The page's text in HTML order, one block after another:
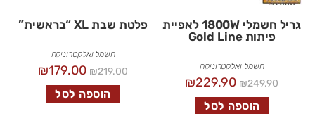
גריל חשמלי 1800W לאפיית
פיתות Gold Line
חשמל ואלקטרוניקה
₪249.90
₪229.90
הוספה לסל
פלטת שבת XL “בראשית”
חשמל ואלקטרוניקה
₪219.00
₪179.00
הוספה לסל